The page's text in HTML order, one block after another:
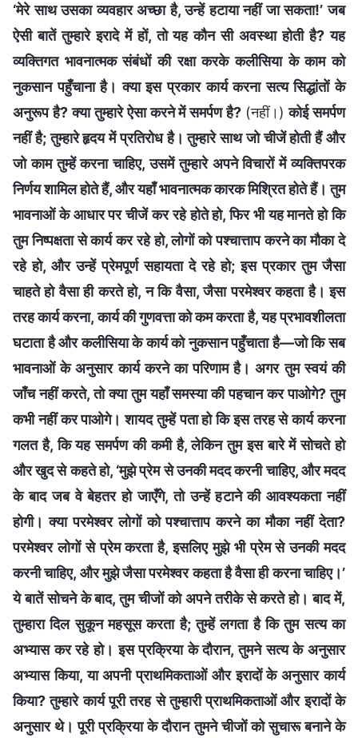
‘मेरे साथ उसका व्यवहार अच्छा है, उन्हें हटाया नहीं जा सकता!’ जब
ऐसी बातें तुम्हारे इरादे में हों, तो यह कौन सी अवस्था होती है? यह
व्यक्तिगत भावनात्मक संबंधों की रक्षा करके कलीसिया के काम को
नुकसान पहुँचाना है। क्या इस प्रकार कार्य करना सत्य सिद्धांतों के
अनुरूप है? क्या तुम्हारे ऐसा करने में समर्पण है? (नहीं।) कोई समर्पण
नहीं है; तुम्हारे हृदय में प्रतिरोध है। तुम्हारे साथ जो चीजें होती हैं और
जो काम तुम्हें करना चाहिए, उसमें तुम्हारे अपने विचारों में व्यक्तिपरक
निर्णय शामिल होते हैं, और यहाँ भावनात्मक कारक मिश्रित होते हैं। तुम
भावनाओं के आधार पर चीजें कर रहे होते हो, फिर भी यह मानते हो कि
तुम निष्पक्षता से कार्य कर रहे हो, लोगों को पश्चात्ताप करने का मौका दे
रहे हो, और उन्हें प्रेमपूर्ण सहायता दे रहे हो; इस प्रकार तुम जैसा
चाहते हो वैसा ही करते हो, न कि वैसा, जैसा परमेश्वर कहता है। इस
तरह कार्य करना, कार्य की गुणवत्ता को कम करता है, यह प्रभावशीलता
घटाता है और कलीसिया के कार्य को नुकसान पहुँचाता है—जो कि सब
भावनाओं के अनुसार कार्य करने का परिणाम है। अगर तुम स्वयं की
जाँच नहीं करते, तो क्या तुम यहाँ समस्या की पहचान कर पाओगे? तुम
कभी नहीं कर पाओगे। शायद तुम्हें पता हो कि इस तरह से कार्य करना
गलत है, कि यह समर्पण की कमी है, लेकिन तुम इस बारे में सोचते हो
और खुद से कहते हो, ‘मुझे प्रेम से उनकी मदद करनी चाहिए, और मदद
के बाद जब वे बेहतर हो जाएँगे, तो उन्हें हटाने की आवश्यकता नहीं
होगी। क्या परमेश्वर लोगों को पश्चात्ताप करने का मौका नहीं देता?
परमेश्वर लोगों से प्रेम करता है, इसलिए मुझे भी प्रेम से उनकी मदद
करनी चाहिए, और मुझे जैसा परमेश्वर कहता है वैसा ही करना चाहिए।’
ये बातें सोचने के बाद, तुम चीजों को अपने तरीके से करते हो। बाद में,
तुम्हारा दिल सुकून महसूस करता है; तुम्हें लगता है कि तुम सत्य का
अभ्यास कर रहे हो। इस प्रक्रिया के दौरान, तुमने सत्य के अनुसार
अभ्यास किया, या अपनी प्राथमिकताओं और इरादों के अनुसार कार्य
किया? तुम्हारे कार्य पूरी तरह से तुम्हारी प्राथमिकताओं और इरादों के
अनुसार थे। पूरी प्रक्रिया के दौरान तुमने चीजों को सुचारू बनाने के